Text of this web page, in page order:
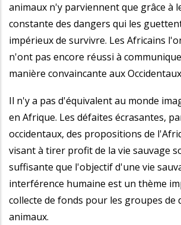
animaux n'y parviennent que grâce à
constante des dangers qui les
impérieux de survivre. Les Africains
n'ont pas encore réussi à
manière convaincante aux
Il n'y a pas d'équivalent au monde
en Afrique. Les défaites écrasantes,
occidentaux, des propositions de
visant à tirer profit de la vie sauvage
suffisante que l'objectif d'une vie
interférence humaine est un thème
collecte de fonds pour les groupes de
animaux.